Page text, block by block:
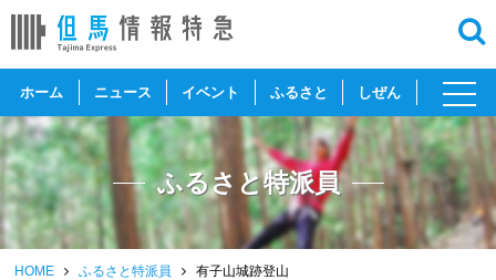
ホーム ニュース イベント ふるさと しぜん
toggle
ふるさと特派員
HOME ふるさと特派員 有子山城跡登山